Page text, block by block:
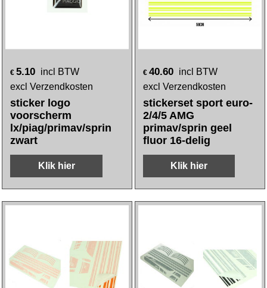
€ 5.10 incl BTW
excl Verzendkosten
sticker logo
voorscherm
lx/piag/primav/sprin
zwart
Klik hier
€ 40.60 incl BTW
excl Verzendkosten
stickerset sport euro-
2/4/5 AMG
primav/sprin geel
fluor 16-delig
Klik hier